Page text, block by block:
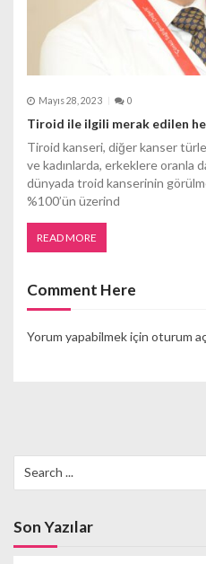
Mayıs 28, 2023 0
Tiroid ile ilgili merak edilen
Tiroid kanseri, diğer kanser
ve kadınlarda, erkeklere oranla
dünyada troid kanserinin
%100’ün üzerind
READ MORE
Comment Here
Yorum yapabilmek için oturum
for:
Son Yazılar